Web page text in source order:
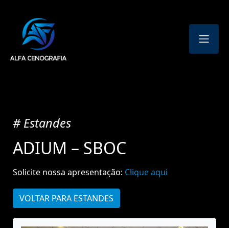
# Estandes
ADIUM – SBOC
Solicite nossa apresentação: Clique aqui
VOLTAR PARA ESTANDES